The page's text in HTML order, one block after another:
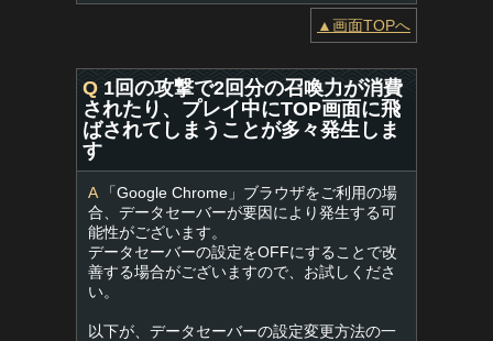
▲画面TOPへ
Q 1回の攻撃で2回分の召喚力が消費
されたり、プレイ中にTOP画面に飛
ばされてしまうことが多々発生しま
す
A「Google Chrome」ブラウザをご利用の場
合、データセーバーが要因により発生する可
能性がございます。
データセーバーの設定をOFFにすることで改
善する場合がございますので、お試しくださ
い。
以下が、データセーバーの設定変更方法の一